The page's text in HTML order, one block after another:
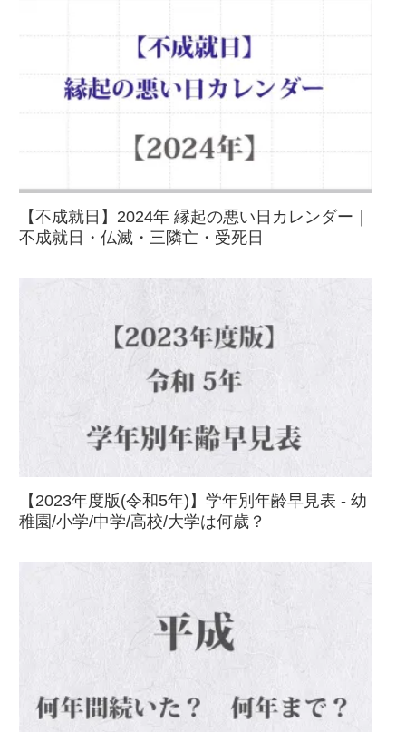
【不成就日】2024年 縁起の悪い日カレンダー｜
不成就日・仏滅・三隣亡・受死日
【2023年度版(令和5年)】学年別年齢早見表 - 幼
稚園/小学/中学/高校/大学は何歳？